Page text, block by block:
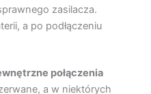
zasilacza.
a po podłączeniu
połączenia
a w niektórych